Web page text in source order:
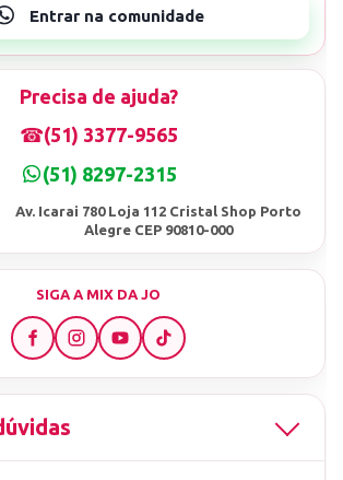
Precisa de ajuda?
☎(51) 3377-9565
(51) 8297-2315
Av. Icarai 780 Loja 112 Cristal Shop Porto
Alegre CEP 90810-000
SIGA A MIX DA JO